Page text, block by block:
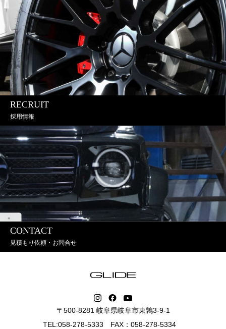
RECRUIT
採用情報
CONTACT
見積もり依頼・お問合せ
〒500-8281 岐阜県岐阜市東鶉3-9-1
TEL:058-278-5333 FAX：058-278-5334